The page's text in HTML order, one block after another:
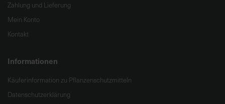
Zahlung und Lieferung
Mein Konto
Kontakt
Informationen
Käuferinformation zu Pflanzenschutzmitteln
Datenschutzerklärung